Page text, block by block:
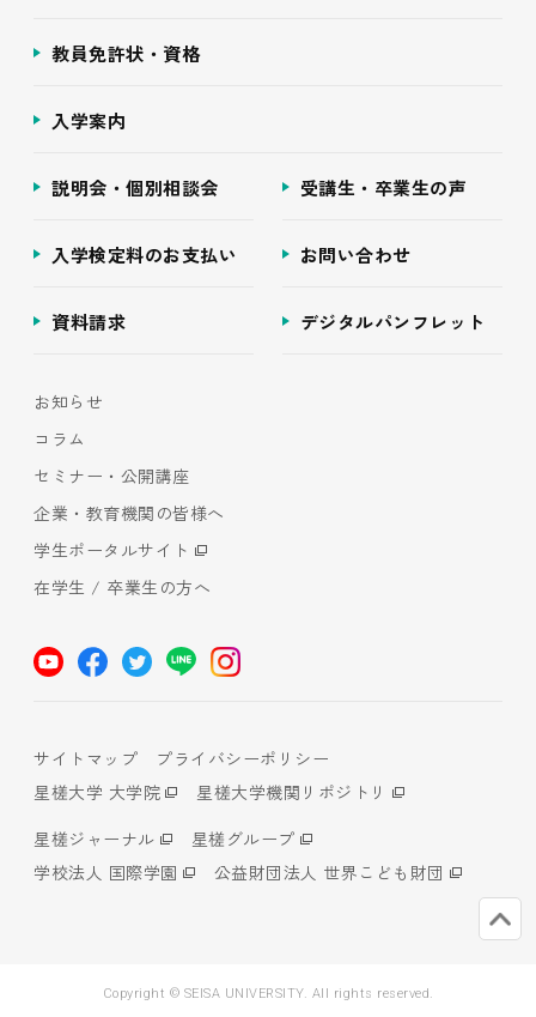
教員免許状・資格
入学案内
説明会・個別相談会 受講生・卒業生の声
入学検定料のお支払い お問い合わせ
資料請求 デジタルパンフレット
お知らせ
コラム
セミナー・公開講座
企業・教育機関の皆様へ
学生ポータルサイト
在学生 / 卒業生の方へ
サイトマップ
プライバシーポリシー
星槎大学 大学院
星槎大学機関リポジトリ
星槎ジャーナル
星槎グループ
学校法人 国際学園
公益財団法人 世界こども財団
Copyright © SEISA UNIVERSITY. All rights reserved.